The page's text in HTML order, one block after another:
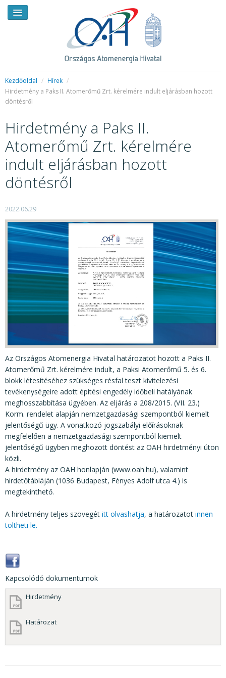
HÍREK
RENDKÍVÜLI HÍREK
SAJTÓSZOBA
HIRDETMÉNYEK
BEMUTATKOZÁS
FELADATOK
KÖZÉRDEKŰ ADATOK
JOGI SZABÁLYOZÁS, ÚTMUTATÓK
KIADVÁNYOK, JELENTÉSEK
NYOMTATVÁNYOK, SZOFTVEREK
E-ÜGYINTÉZÉS
Kezdőoldal / Hírek /
Hirdetmény a Paks II. Atomerőmű Zrt. kérelmére indult eljárásban hozott
döntésről
Hirdetmény a Paks II.
Atomerőmű Zrt. kérelmére
indult eljárásban hozott
döntésről
2022.06.29
Az Országos Atomenergia Hivatal határozatot hozott a Paks II.
Atomerőmű Zrt. kérelmére indult, a Paksi Atomerőmű 5. és 6.
blokk létesítéséhez szükséges résfal teszt kivitelezési
tevékenységeire adott építési engedély időbeli hatályának
meghosszabbítása ügyében. Az eljárás a 208/2015. (VII. 23.)
Korm. rendelet alapján nemzetgazdasági szempontból kiemelt
jelentőségű ügy. A vonatkozó jogszabályi előírásoknak
megfelelően a nemzetgazdasági szempontból kiemelt
jelentőségű ügyben meghozott döntést az OAH hirdetményi úton
közli.
A hirdetmény az OAH honlapján (www.oah.hu), valamint
hirdetőtábláján (1036 Budapest, Fényes Adolf utca 4.) is
megtekinthető.
A hirdetmény teljes szövegét itt olvashatja, a határozatot innen
töltheti le.
Kapcsolódó dokumentumok
Hirdetmény
Határozat